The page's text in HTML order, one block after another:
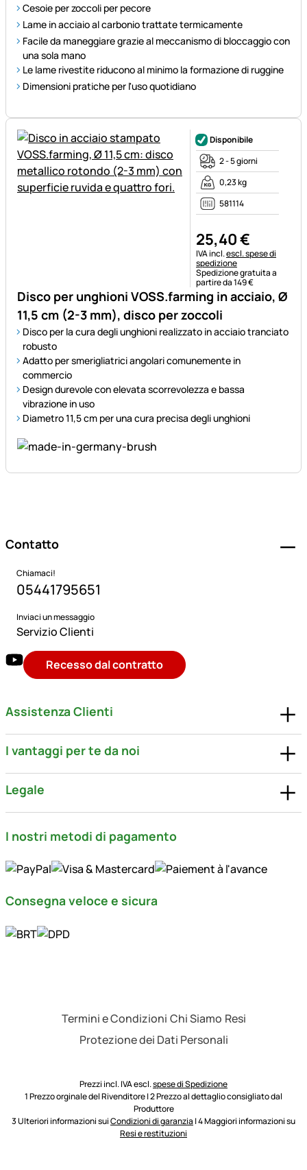
Cesoie per zoccoli per pecore
Lame in acciaio al carbonio trattate termicamente
Facile da maneggiare grazie al meccanismo di bloccaggio con
una sola mano
Le lame rivestite riducono al minimo la formazione di ruggine
Dimensioni pratiche per l'uso quotidiano
Disco per unghioni VOSS.farming in acciaio, Ø
11,5 cm (2-3 mm), disco per zoccoli
Disco per la cura degli unghioni realizzato in acciaio tranciato
robusto
Adatto per smerigliatrici angolari comunemente in
commercio
Design durevole con elevata scorrevolezza e bassa
vibrazione in uso
Diametro 11,5 cm per una cura precisa degli unghioni
Disponibile
2 - 5 giorni
0,23 kg
581114
25,40€
Informazioni fiscali:
IVA incl.escl. spese di
spedizione
Spedizione gratuita a
partire da 149 €
Contatto
Chiamaci!
05441795651
Inviaci un messaggio
Servizio Clienti
Recesso dal contratto
Assistenza Clienti
I vantaggi per te da noi
Legale
I nostri metodi di pagamento
Consegna veloce e sicura
Termini e Condizioni Chi Siamo Resi
Protezione dei Dati Personali
Prezzi incl. IVA escl.spese di Spedizione
1 Prezzo orginale del Rivenditore | 2 Prezzo al dettaglio consigliato dal
Produttore
3 Ulteriori informazioni suiCondizioni di garanzia | 4 Maggiori informazioni su
Resi e restituzioni